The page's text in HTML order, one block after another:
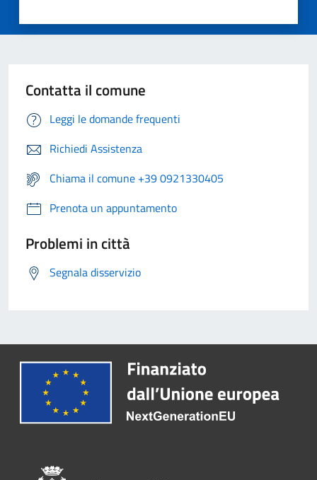
Contatta il comune
Leggi le domande frequenti
Richiedi Assistenza
Chiama il comune +39 0921330405
Prenota un appuntamento
Problemi in città
Segnala disservizio